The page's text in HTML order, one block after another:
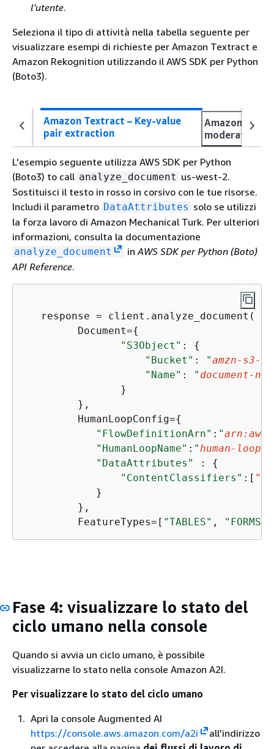
l'utente.
Seleziona il tipo di attività nella tabella seguente per
visualizzare esempi di richieste per Amazon Textract e
Amazon Rekognition utilizzando il AWS SDK per Python
(Boto3).
Amazon Textract – Key-value
pair extraction
Amazon
moderation
L'esempio seguente utilizza AWS SDK per Python
(Boto3) to call analyze_document us-west-2.
Sostituisci il testo in rosso in corsivo con le tue risorse.
Includi il parametro DataAttributes solo se utilizzi
la forza lavoro di Amazon Mechanical Turk. Per ulteriori
informazioni, consulta la documentazione
analyze_document in AWS SDK per Python (Boto)
API Reference.
   response = client.analyze_document(
         Document=
{
"S3Object" : {
"Bucket" : "amzn-s3-
"Name" : " document-
                }
         },
         HumanLoopConfig=
{
"FlowDefinitionArn" : "
"HumanLoopName" : " human-loop-
"DataAttributes"
: {
"ContentClassifiers" :[
            }
         },
         FeatureTypes=[
"TABLES" , "FORMS"
Fase 4: visualizzare lo stato del
ciclo umano nella console
Quando si avvia un ciclo umano, è possibile
visualizzarne lo stato nella console Amazon A2I.
Per visualizzare lo stato del ciclo umano
Apri la console Augmented AI
https://console.aws.amazon.com/a2i
all'indirizzo